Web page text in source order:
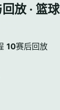
放 · 篮
10赛后回放